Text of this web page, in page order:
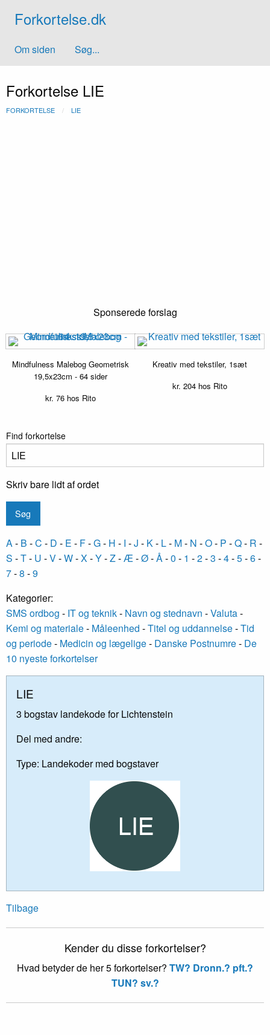
Forkortelse.dk
Om siden Søg...
Forkortelse LIE
FORKORTELSE LIE
Sponserede forslag
Mindfulness Malebog Geometrisk
19,5x23cm - 64 sider
kr. 76 hos Rito
Kreativ med tekstiler, 1sæt
kr. 204hos Rito
Find forkortelse
Skriv bare lidt af ordet
A- B -C - D - E - F-G- H - I -J - K- L- M- N -O- P -Q- R -
S -T- U -V-W-X-Y-Z-Æ-Ø-Å-0 - 1 -2-3 -4-5-6-
7-8 -9
Kategorier:
SMS ordbog - IT og teknik- Navn og stednavn -Valuta-
Kemi og materiale- Måleenhed -Titel og uddannelse-Tid
og periode- Medicin og lægelige- Danske Postnumre- De
10 nyeste forkortelser
LIE
3 bogstav landekode for Lichtenstein
Del med andre:
Type: Landekoder med bogstaver
Tilbage
Kender du disse forkortelser?
Hvad betyder de her 5 forkortelser? TW? Dronn.? pft.?
TUN? sv.?